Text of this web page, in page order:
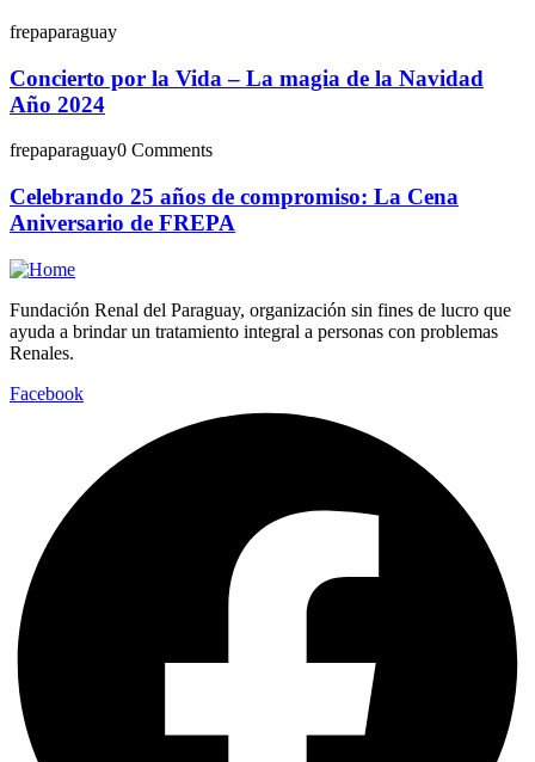
frepaparaguay
Concierto por la Vida – La magia de la Navidad
Año 2024
frepaparaguay0 Comments
Celebrando 25 años de compromiso: La Cena
Aniversario de FREPA
Fundación Renal del Paraguay, organización sin fines de lucro que
ayuda a brindar un tratamiento integral a personas con problemas
Renales.
Facebook